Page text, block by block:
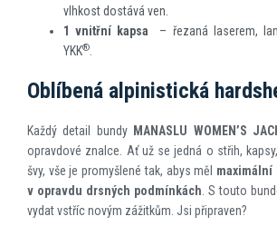
vlhkost dostává ven.
1 vnitřní kapsa – řezaná laserem,
YKK®.
Oblíbená alpinistická
Každý detail bundy MANASLU WOMEN’S
opravdové znalce. Ať už se jedná o střih,
švy, vše je promyšlené tak, abys měl maximální
v opravdu drsných podmínkách. S touto
vydat vstříc novým zážitkům. Jsi připraven?